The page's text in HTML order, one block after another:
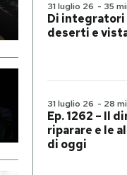
31 luglio 26 - 35
Di
deserti e
31 luglio 26 - 28
Ep. 1262 – Il
riparare e le
di oggi